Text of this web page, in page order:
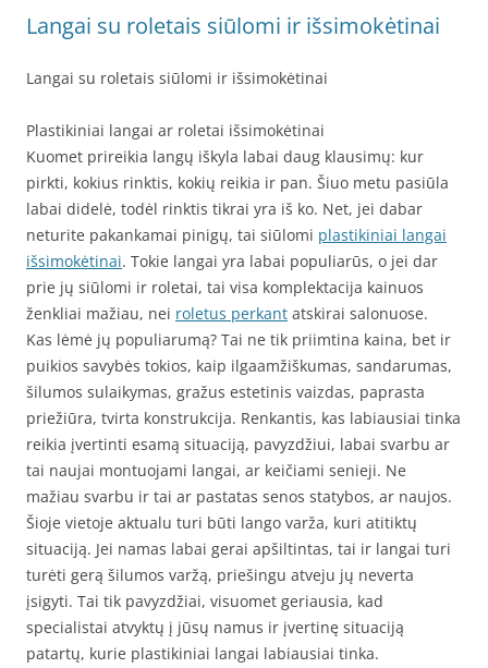
Langai su roletais siūlomi ir išsimokėtinai
Langai su roletais siūlomi ir išsimokėtinai
Plastikiniai langai ar roletai išsimokėtinai
Kuomet prireikia langų iškyla labai daug klausimų: kur
pirkti, kokius rinktis, kokių reikia ir pan. Šiuo metu pasiūla
labai didelė, todėl rinktis tikrai yra iš ko. Net, jei dabar
neturite pakankamai pinigų, tai siūlomi plastikiniai langai
išsimokėtinai. Tokie langai yra labai populiarūs, o jei dar
prie jų siūlomi ir roletai, tai visa komplektacija kainuos
ženkliai mažiau, nei roletus perkant atskirai salonuose.
Kas lėmė jų populiarumą? Tai ne tik priimtina kaina, bet ir
puikios savybės tokios, kaip ilgaamžiškumas, sandarumas,
šilumos sulaikymas, gražus estetinis vaizdas, paprasta
priežiūra, tvirta konstrukcija. Renkantis, kas labiausiai tinka
reikia įvertinti esamą situaciją, pavyzdžiui, labai svarbu ar
tai naujai montuojami langai, ar keičiami senieji. Ne
mažiau svarbu ir tai ar pastatas senos statybos, ar naujos.
Šioje vietoje aktualu turi būti lango varža, kuri atitiktų
situaciją. Jei namas labai gerai apšiltintas, tai ir langai turi
turėti gerą šilumos varžą, priešingu atveju jų neverta
įsigyti. Tai tik pavyzdžiai, visuomet geriausia, kad
specialistai atvyktų į jūsų namus ir įvertinę situaciją
patartų, kurie plastikiniai langai labiausiai tinka.